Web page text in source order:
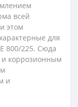
всей
этом
для
800/225. Сюда
и коррозионным
и